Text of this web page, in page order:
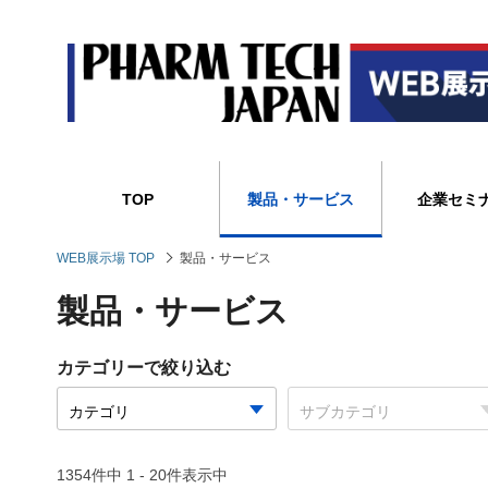
TOP 製品・サービス 企業セミ
WEB展示場 TOP 製品・サービス
製品・サービス
カテゴリーで絞り込む
1354件中 1 - 20件表示中